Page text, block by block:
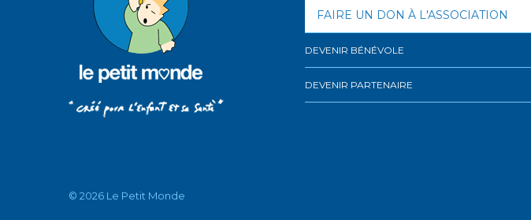
FAIRE UN DON À L'ASSOCIATION
DEVENIR BÉNÉVOLE
DEVENIR PARTENAIRE
© 2026 Le Petit Monde